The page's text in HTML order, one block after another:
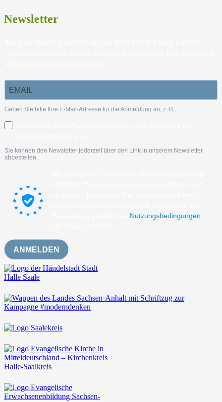
Newsletter
Geben Sie bitte Ihre E-Mail-Adresse für die Anmeldung an, z. B. .
Sie können den Newsletter jederzeit über den Link in unserem Newsletter
abbestellen.
Nutzungsbedingungen
ANMELDEN